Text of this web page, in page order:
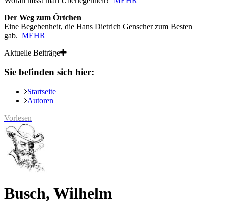
Der Weg zum Örtchen
Eine Begebenheit, die Hans Dietrich Genscher zum Besten
gab. MEHR
Aktuelle Beiträge
Sie befinden sich hier:
Startseite
Autoren
Vorlesen
Busch, Wilhelm